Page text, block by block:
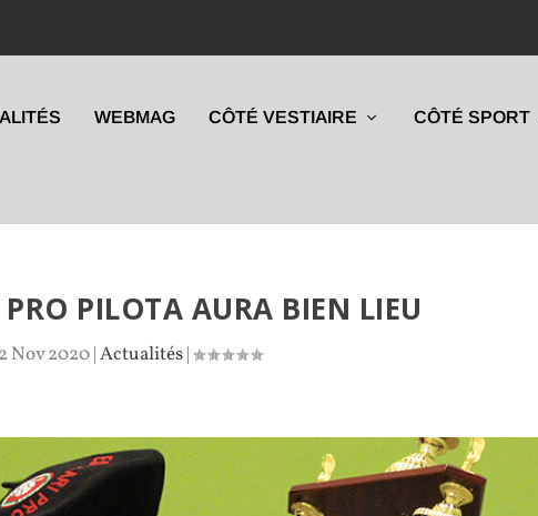
WEBMAG CÔTÉ VESTIAIRE CÔTÉ SPORT
PRO PILOTA AURA BIEN LIEU
2 Nov 2020|Actualités|